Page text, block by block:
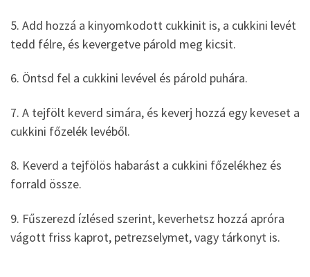
5. Add hozzá a kinyomkodott cukkinit is, a cukkini levét
tedd félre, és kevergetve párold meg kicsit.
6. Öntsd fel a cukkini levével és párold puhára.
7. A tejfölt keverd simára, és keverj hozzá egy keveset a
cukkini főzelék levéből.
8. Keverd a tejfölös habarást a cukkini főzelékhez és
forrald össze.
9. Fűszerezd ízlésed szerint, keverhetsz hozzá apróra
vágott friss kaprot, petrezselymet, vagy tárkonyt is.